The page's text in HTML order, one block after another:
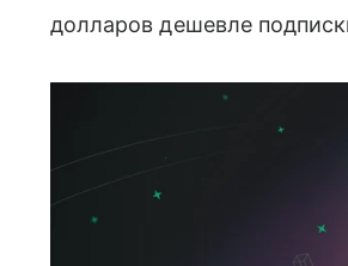
долларов дешевле